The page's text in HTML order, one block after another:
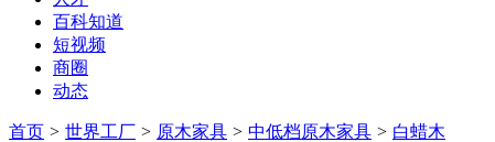
百科知道
短视频
商圈
动态
首页 > 世界工厂 > 原木家具 > 中低档原木家具 > 白蜡木